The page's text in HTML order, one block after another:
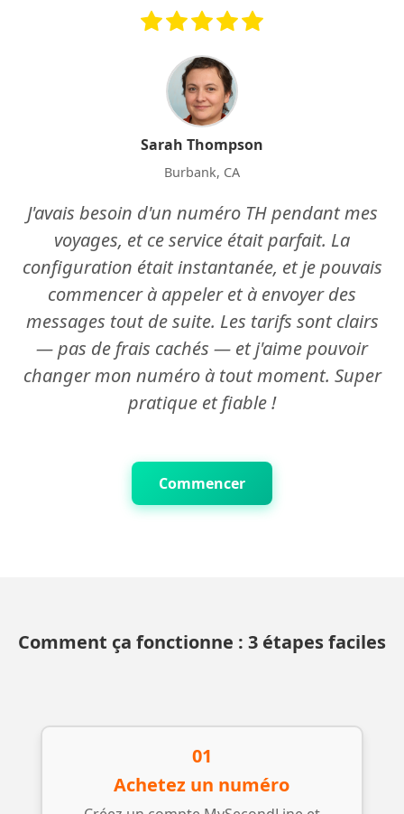
Sarah Thompson
Burbank, CA
J'avais besoin d'un numéro TH pendant mes
voyages, et ce service était parfait. La
configuration était instantanée, et je pouvais
commencer à appeler et à envoyer des
messages tout de suite. Les tarifs sont clairs
— pas de frais cachés — et j'aime pouvoir
changer mon numéro à tout moment. Super
pratique et fiable !
Commencer
Comment ça fonctionne : 3 étapes faciles
01
Achetez un numéro